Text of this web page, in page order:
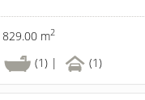
829.00 m2
(1) | (1)